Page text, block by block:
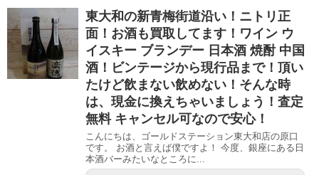
東大和の新青梅街道沿い！ニトリ正
面！お酒も買取してます！ワイン ウ
イスキー ブランデー 日本酒 焼酎 中国
酒！ビンテージから現行品まで！頂い
たけど飲まない飲めない！そんな時
は、現金に換えちゃいましょう！査定
無料 キャンセル可なので安心！
こんにちは、ゴールドステーション東大和店の原口
です。 お酒と言えば僕ですよ！ 今度、銀座にある日
本酒バーみたいなところに...